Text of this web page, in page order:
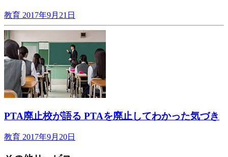
教育 2017年9月21日
PTA廃止校が語る PTAを廃止してわかった気づき
教育 2017年9月20日